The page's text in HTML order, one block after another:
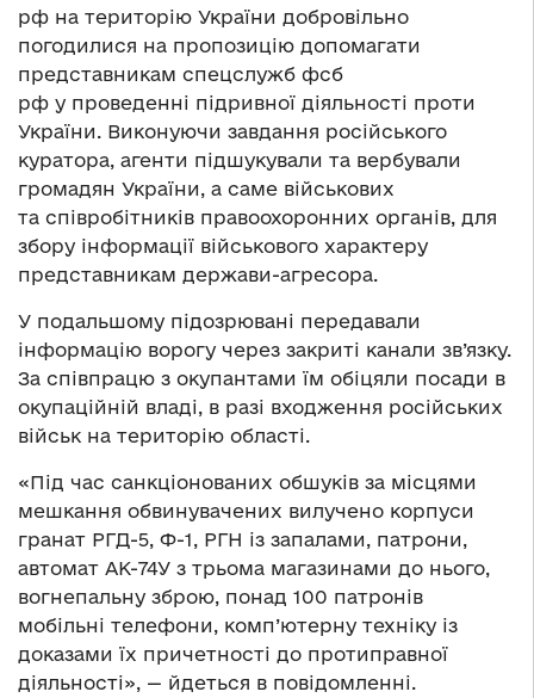
рф на територію України добровільно
погодилися на пропозицію допомагати
представникам спецслужб фсб
рф у проведенні підривної діяльності проти
України. Виконуючи завдання російського
куратора, агенти підшукували та вербували
громадян України, а саме військових
та співробітників правоохоронних органів, для
збору інформації військового характеру
представникам держави-агресора.
У подальшому підозрювані передавали
інформацію ворогу через закриті канали зв’язку.
За співпрацю з окупантами їм обіцяли посади в
окупаційній владі, в разі входження російських
військ на територію області.
«Під час санкціонованих обшуків за місцями
мешкання обвинувачених вилучено корпуси
гранат РГД-5, Ф-1, РГН із запалами, патрони,
автомат АК-74У з трьома магазинами до нього,
вогнепальну зброю, понад 100 патронів
мобільні телефони, комп’ютерну техніку із
доказами їх причетності до протиправної
діяльності», — йдеться в повідомленні.